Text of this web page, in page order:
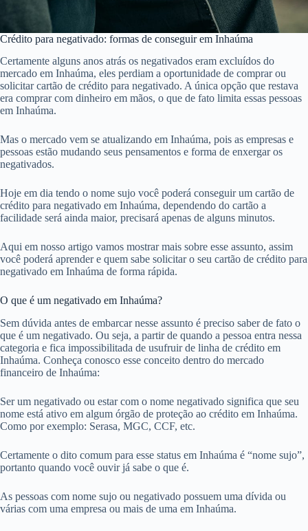
Crédito para negativado: formas de conseguir em Inhaúma
Certamente alguns anos atrás os negativados eram excluídos do
mercado em Inhaúma, eles perdiam a oportunidade de comprar ou
solicitar cartão de crédito para negativado. A única opção que restava
era comprar com dinheiro em mãos, o que de fato limita essas pessoas
em Inhaúma.
Mas o mercado vem se atualizando em Inhaúma, pois as empresas e
pessoas estão mudando seus pensamentos e forma de enxergar os
negativados.
Hoje em dia tendo o nome sujo você poderá conseguir um cartão de
crédito para negativado em Inhaúma, dependendo do cartão a
facilidade será ainda maior, precisará apenas de alguns minutos.
Aqui em nosso artigo vamos mostrar mais sobre esse assunto, assim
você poderá aprender e quem sabe solicitar o seu cartão de crédito para
negativado em Inhaúma de forma rápida.
O que é um negativado em Inhaúma?
Sem dúvida antes de embarcar nesse assunto é preciso saber de fato o
que é um negativado. Ou seja, a partir de quando a pessoa entra nessa
categoria e fica impossibilitada de usufruir de linha de crédito em
Inhaúma. Conheça conosco esse conceito dentro do mercado
financeiro de Inhaúma:
Ser um negativado ou estar com o nome negativado significa que seu
nome está ativo em algum órgão de proteção ao crédito em Inhaúma.
Como por exemplo: Serasa, MGC, CCF, etc.
Certamente o dito comum para esse status em Inhaúma é “nome sujo”,
portanto quando você ouvir já sabe o que é.
As pessoas com nome sujo ou negativado possuem uma dívida ou
várias com uma empresa ou mais de uma em Inhaúma.